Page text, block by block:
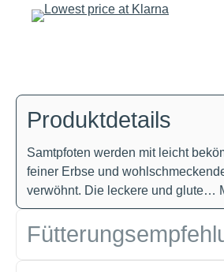
Produktdetails
Samtpfoten werden mit leicht
feiner Erbse und
verwöhnt. Die leckere und glute…